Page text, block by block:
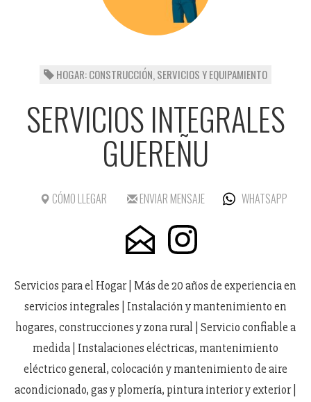
HOGAR: CONSTRUCCIÓN, SERVICIOS Y EQUIPAMIENTO
SERVICIOS INTEGRALES
GUEREÑU
CÓMO LLEGAR ENVIAR MENSAJE WHATSAPP
Servicios para el Hogar | Más de 20 años de experiencia en
servicios integrales | Instalación y mantenimiento en
hogares, construcciones y zona rural | Servicio confiable a
medida | Instalaciones eléctricas, mantenimiento
eléctrico general, colocación y mantenimiento de aire
acondicionado, gas y plomería, pintura interior y exterior |